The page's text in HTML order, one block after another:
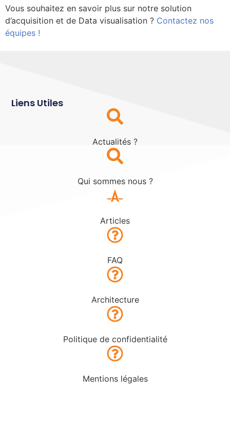
Vous souhaitez en savoir plus sur notre solution
d’acquisition et de Data visualisation ? Contactez nos
équipes !
Liens Utiles
Actualités ?
Qui sommes nous ?
Articles
FAQ
Architecture
Politique de confidentialité
Mentions légales